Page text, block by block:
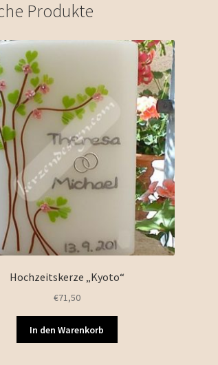
Produkte
Hochzeitskerze „Kyoto“
€71,50
In den Warenkorb